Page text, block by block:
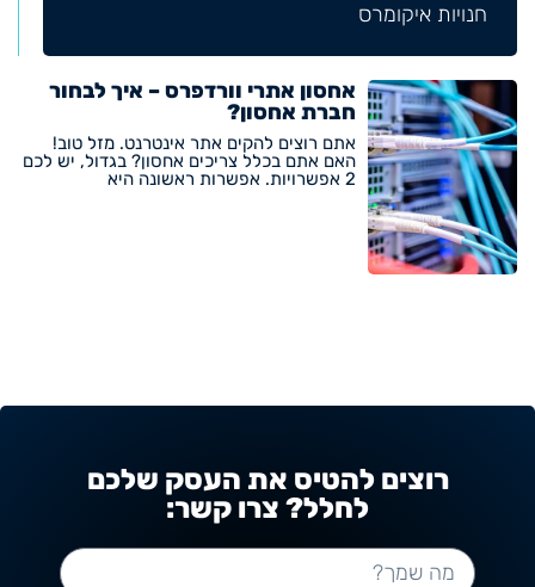
חנויות איקומרס
אחסון אתרי וורדפרס – איך לבחור
חברת אחסון?
אתם רוצים להקים אתר אינטרנט. מזל טוב!
האם אתם בכלל צריכים אחסון? בגדול, יש לכם
2 אפשרויות. אפשרות ראשונה היא
רוצים להטיס את העסק שלכם
לחלל? צרו קשר: